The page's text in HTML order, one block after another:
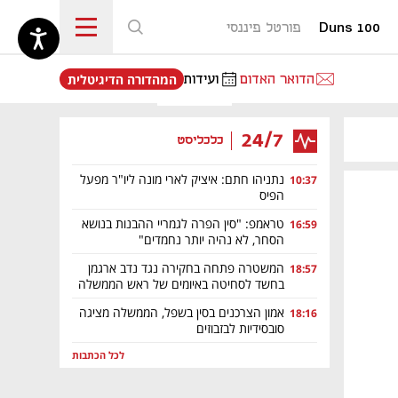
Duns 100 פורטל פיננסי
הדואר האדום ועידות
נפתח בכרטיסייה חדשה
המהדורה הדיגיטלית
24/7 כלכליסט
10:37 נתניהו חתם: איציק לארי מונה ליו"ר מפעל
הפיס
16:59 טראמפ: "סין הפרה לגמריי ההבנות בנושא
הסחר, לא נהיה יותר נחמדים"
18:57 המשטרה פתחה בחקירה נגד נדב ארגמן
בחשד לסחיטה באיומים של ראש הממשלה
18:16 אמון הצרכנים בסין בשפל, הממשלה מציגה
סובסידיות לבזבוזים
לכל הכתבות